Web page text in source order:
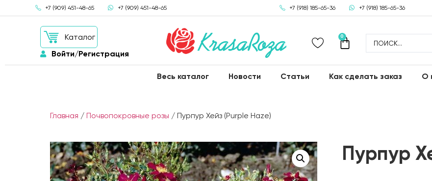
+7 (909) 451-48-65 +7 (909) 451-48-65 +7 (918) 185-65-36 +7 (918) 185-65-36
Каталог
Войти/Регистрация
0
Весь каталог Новости Статьи Как сделать заказ О
Главная / Почвопокровные розы / Пурпур Хейз (Purple Haze)
Пурпур